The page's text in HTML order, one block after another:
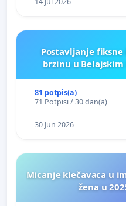
Postavljanje fiksne
brzinu u Belajskim
81 potpis(a)
71 Potpisi / 30 dan(a)
30 Jun 2026
Micanje klečavaca u
žena u